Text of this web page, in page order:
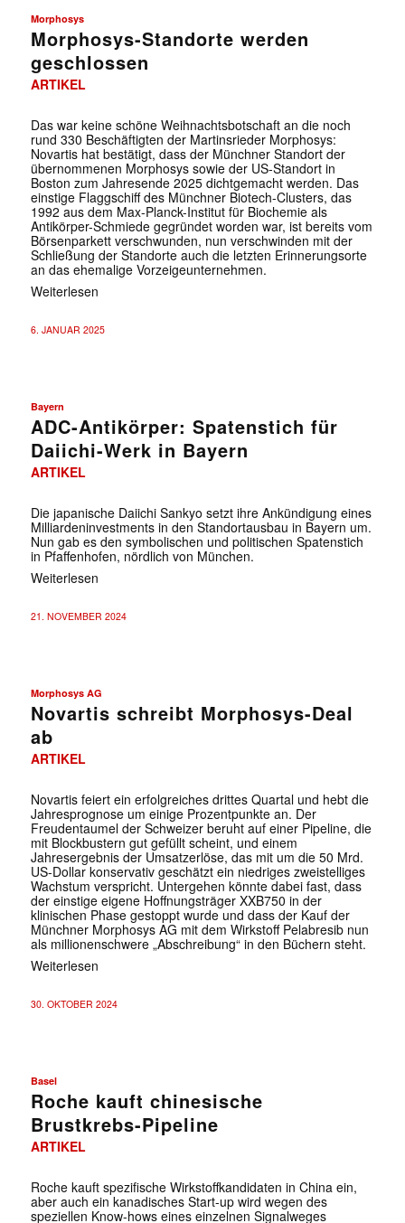
Morphosys
Morphosys-Standorte werden
geschlossen
ARTIKEL
Das war keine schöne Weihnachtsbotschaft an die noch
rund 330 Beschäftigten der Martinsrieder Morphosys:
Novartis hat bestätigt, dass der Münchner Standort der
übernommenen Morphosys sowie der US-Standort in
Boston zum Jahresende 2025 dichtgemacht werden. Das
einstige Flaggschiff des Münchner Biotech-Clusters, das
1992 aus dem Max-Planck-Institut für Biochemie als
Antikörper-Schmiede gegründet worden war, ist bereits vom
Börsenparkett verschwunden, nun verschwinden mit der
Schließung der Standorte auch die letzten Erinnerungsorte
an das ehemalige Vorzeigeunternehmen.
Weiterlesen
6. JANUAR 2025
Bayern
ADC-Antikörper: Spatenstich für
Daiichi-Werk in Bayern
ARTIKEL
Die japanische Daiichi Sankyo setzt ihre Ankündigung eines
Milliardeninvestments in den Standortausbau in Bayern um.
Nun gab es den symbolischen und politischen Spatenstich
in Pfaffenhofen, nördlich von München.
Weiterlesen
21. NOVEMBER 2024
Morphosys AG
Novartis schreibt Morphosys-Deal
ab
ARTIKEL
Novartis feiert ein erfolgreiches drittes Quartal und hebt die
Jahresprognose um einige Prozentpunkte an. Der
Freudentaumel der Schweizer beruht auf einer Pipeline, die
mit Blockbustern gut gefüllt scheint, und einem
Jahresergebnis der Umsatzerlöse, das mit um die 50 Mrd.
US-Dollar konservativ geschätzt ein niedriges zweistelliges
Wachstum verspricht. Untergehen könnte dabei fast, dass
der einstige eigene Hoffnungsträger XXB750 in der
klinischen Phase gestoppt wurde und dass der Kauf der
Münchner Morphosys AG mit dem Wirkstoff Pelabresib nun
als millionenschwere „Abschreibung“ in den Büchern steht.
Weiterlesen
30. OKTOBER 2024
Basel
Roche kauft chinesische
Brustkrebs-Pipeline
ARTIKEL
Roche kauft spezifische Wirkstoffkandidaten in China ein,
aber auch ein kanadisches Start-up wird wegen des
speziellen Know-hows eines einzelnen Signalweges